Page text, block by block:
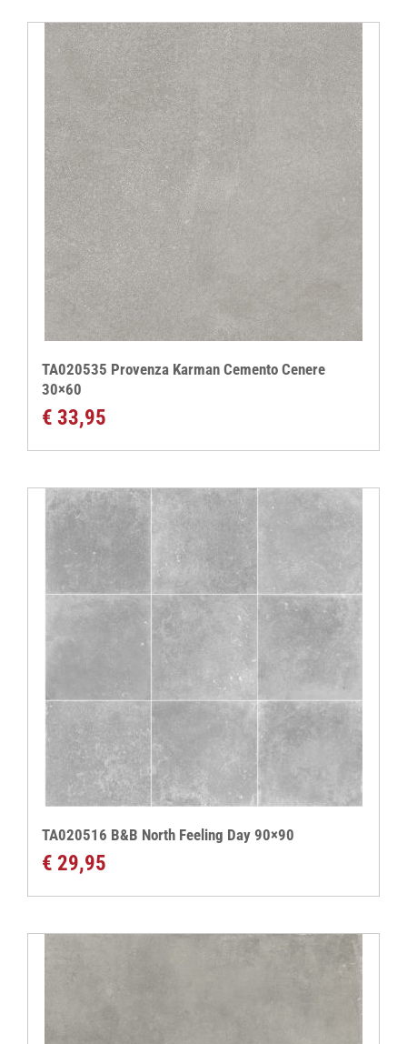
€ 29,95.
€ 22,95.
TA020535 Provenza Karman Cemento Cenere
30×60
€ 33,95
TA020516 B&B North Feeling Day 90×90
€ 29,95